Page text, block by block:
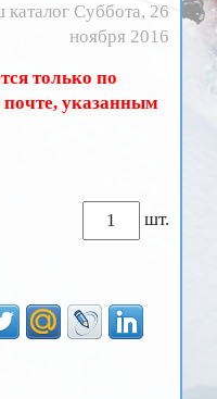
Суббота, 26
ноября 2016
только по
указанным
шт.